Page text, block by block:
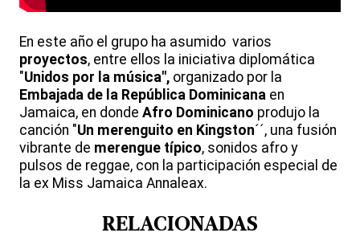
En este año el grupo ha asumido varios
proyectos, entre ellos la iniciativa diplomática
"Unidos por la música", organizado por la
Embajada de la República Dominicana en
Jamaica, en donde Afro Dominicano produjo la
canción "Un merenguito en Kingston´´, una fusión
vibrante de merengue típico, sonidos afro y
pulsos de reggae, con la participación especial de
la ex Miss Jamaica Annaleax.
RELACIONADAS